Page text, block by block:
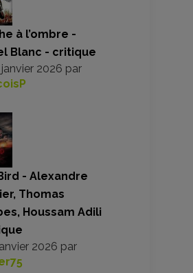
à l’ombre -
Blanc - critique
2026 par
- Alexandre
Thomas
Houssam Adili
2026 par